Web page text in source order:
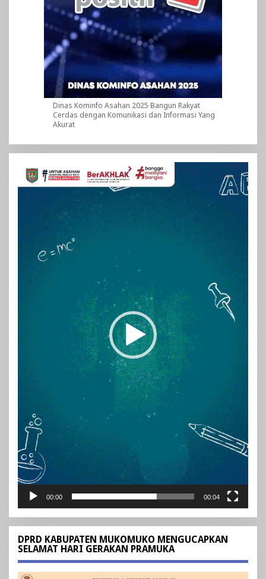
Dinas Kominfo Asahan 2025 Bangun Rakyat
Cerdas dengan Komunikasi dan Informasi Yang
Akurat
Pemutar
Video
00:00 00:04
DPRD KABUPATEN MUKOMUKO MENGUCAPKAN
SELAMAT HARI GERAKAN PRAMUKA